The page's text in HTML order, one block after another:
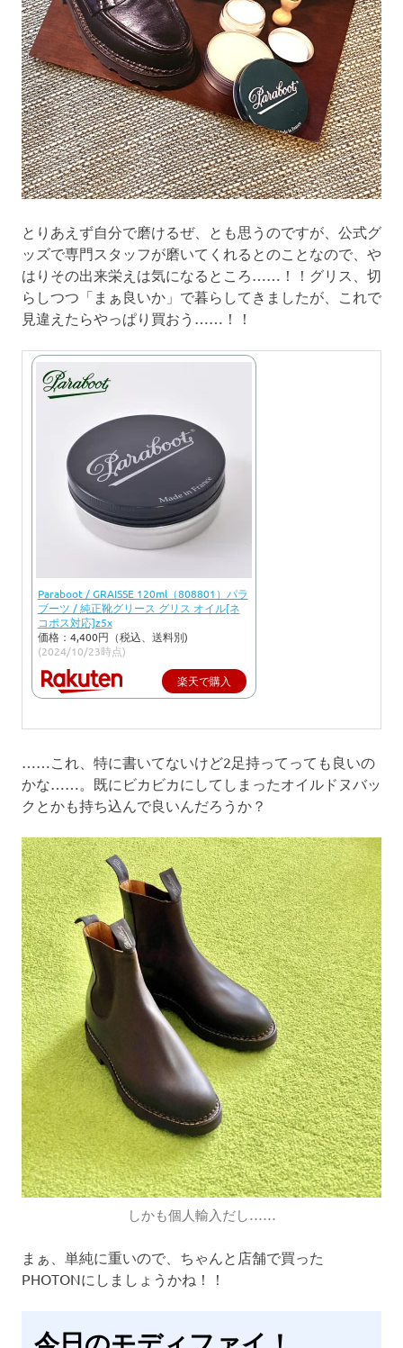
とりあえず自分で磨けるぜ、とも思うのですが、公式グ
ッズで専門スタッフが磨いてくれるとのことなので、や
はりその出来栄えは気になるところ……！！グリス、切
らしつつ「まぁ良いか」で暮らしてきましたが、これで
見違えたらやっぱり買おう……！！
Paraboot / GRAISSE 120ml（808801）パラ
ブーツ / 純正靴グリース グリス オイル[ネ
コポス対応]z5x
価格：4,400円（税込、送料別)
(2024/10/23時点)
楽天で購入
……これ、特に書いてないけど2足持ってっても良いの
かな……。既にビカビカにしてしまったオイルドヌバッ
クとかも持ち込んで良いんだろうか？
しかも個人輸入だし……
まぁ、単純に重いので、ちゃんと店舗で買った
PHOTONにしましょうかね！！